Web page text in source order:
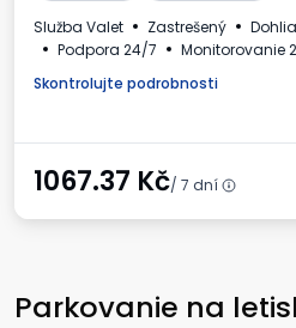
Služba Valet Zastrešený
Podpora 24/7
Monitorovanie
Skontrolujte podrobnosti
1067.37 Kč/ 7 dní
Parkovanie na